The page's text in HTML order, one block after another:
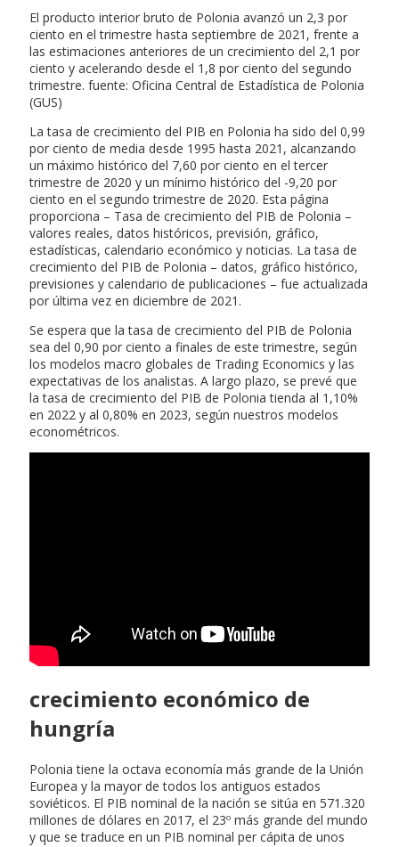
El producto interior bruto de Polonia avanzó un 2,3 por
ciento en el trimestre hasta septiembre de 2021, frente a
las estimaciones anteriores de un crecimiento del 2,1 por
ciento y acelerando desde el 1,8 por ciento del segundo
trimestre. fuente: Oficina Central de Estadística de Polonia
(GUS)
La tasa de crecimiento del PIB en Polonia ha sido del 0,99
por ciento de media desde 1995 hasta 2021, alcanzando
un máximo histórico del 7,60 por ciento en el tercer
trimestre de 2020 y un mínimo histórico del -9,20 por
ciento en el segundo trimestre de 2020. Esta página
proporciona – Tasa de crecimiento del PIB de Polonia –
valores reales, datos históricos, previsión, gráfico,
estadísticas, calendario económico y noticias. La tasa de
crecimiento del PIB de Polonia – datos, gráfico histórico,
previsiones y calendario de publicaciones – fue actualizada
por última vez en diciembre de 2021.
Se espera que la tasa de crecimiento del PIB de Polonia
sea del 0,90 por ciento a finales de este trimestre, según
los modelos macro globales de Trading Economics y las
expectativas de los analistas. A largo plazo, se prevé que
la tasa de crecimiento del PIB de Polonia tienda al 1,10%
en 2022 y al 0,80% en 2023, según nuestros modelos
econométricos.
crecimiento económico de
hungría
Polonia tiene la octava economía más grande de la Unión
Europea y la mayor de todos los antiguos estados
soviéticos. El PIB nominal de la nación se sitúa en 571.320
millones de dólares en 2017, el 23º más grande del mundo
y que se traduce en un PIB nominal per cápita de unos